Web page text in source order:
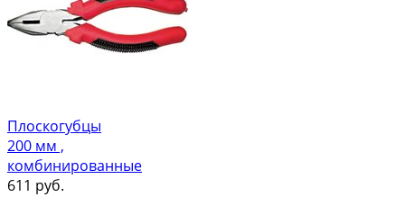
Плоскогубцы
200 мм ,
комбинированные
611 руб.